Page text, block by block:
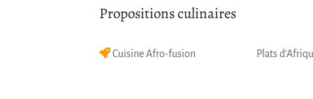
Propositions culinaires
Cuisine Afro-fusion Plats